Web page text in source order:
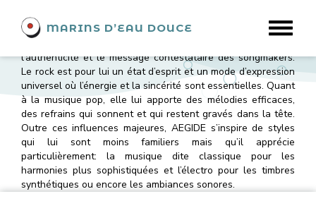
MARINS D’EAU DOUCE
AEGIDE
De la chanson française, AEGIDE garde les mots, leur sens,
l’authenticité et le message contestataire des songmakers.
Le rock est pour lui un état d’esprit et un mode d’expression
universel où l’énergie et la sincérité sont essentielles. Quant
à la musique pop, elle lui apporte des mélodies efficaces,
des refrains qui sonnent et qui restent gravés dans la tête.
Outre ces influences majeures, AEGIDE s’inspire de styles
qui lui sont moins familiers mais qu’il apprécie
particulièrement: la musique dite classique pour les
harmonies plus sophistiquées et l’électro pour les timbres
synthétiques ou encore les ambiances sonores.